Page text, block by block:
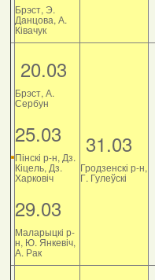
Брэст, Э.
Данцова, А.
Ківачук
20.03
Брэст, А.
Сербун
25.03
Пінскі р-н, Дз.
Кіцель, Дз.
Харковіч
29.03
Маларыцкі р-
н, Ю. Янкевіч,
А. Рак
31.03
Гродзенскі р-н,
Г. Гулеўскі